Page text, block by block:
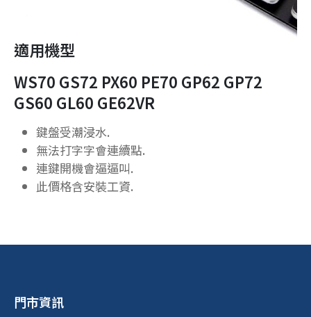
適用機型
WS70 GS72 PX60 PE70 GP62 GP72
GS60 GL60 GE62VR
鍵盤受潮浸水.
無法打字字會連續點.
連鍵開機會逼逼叫.
此價格含安裝工資.
門市資訊